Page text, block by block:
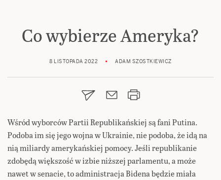
Co wybierze Ameryka?
8 LISTOPADA 2022 ADAM SZOSTKIEWICZ
Wśród wyborców Partii Republikańskiej są fani Putina.
Podoba im się jego wojna w Ukrainie, nie podoba, że idą na
nią miliardy amerykańskiej pomocy. Jeśli republikanie
zdobędą większość w izbie niższej parlamentu, a może
nawet w senacie, to administracja Bidena będzie miała